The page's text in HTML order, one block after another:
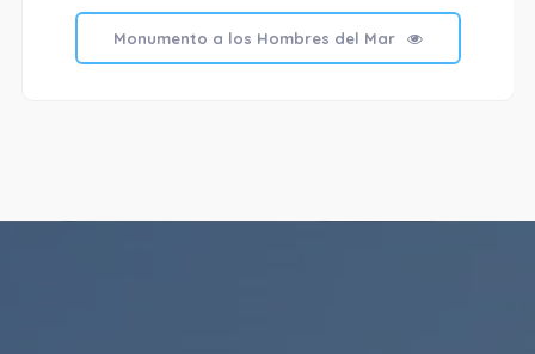
Monumento a los Hombres del Mar